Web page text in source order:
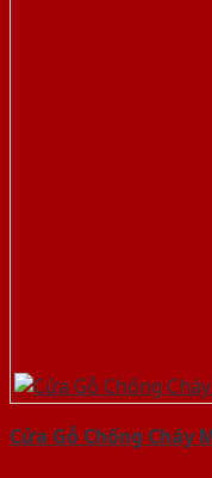
Cửa Gỗ Chống Cháy